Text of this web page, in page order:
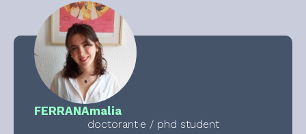
FERRANAmalia
doctorant·e / phd student